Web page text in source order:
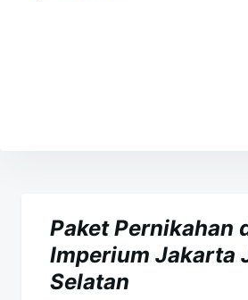
posPaket Pernikahan
Imperium Jakarta
Selatan